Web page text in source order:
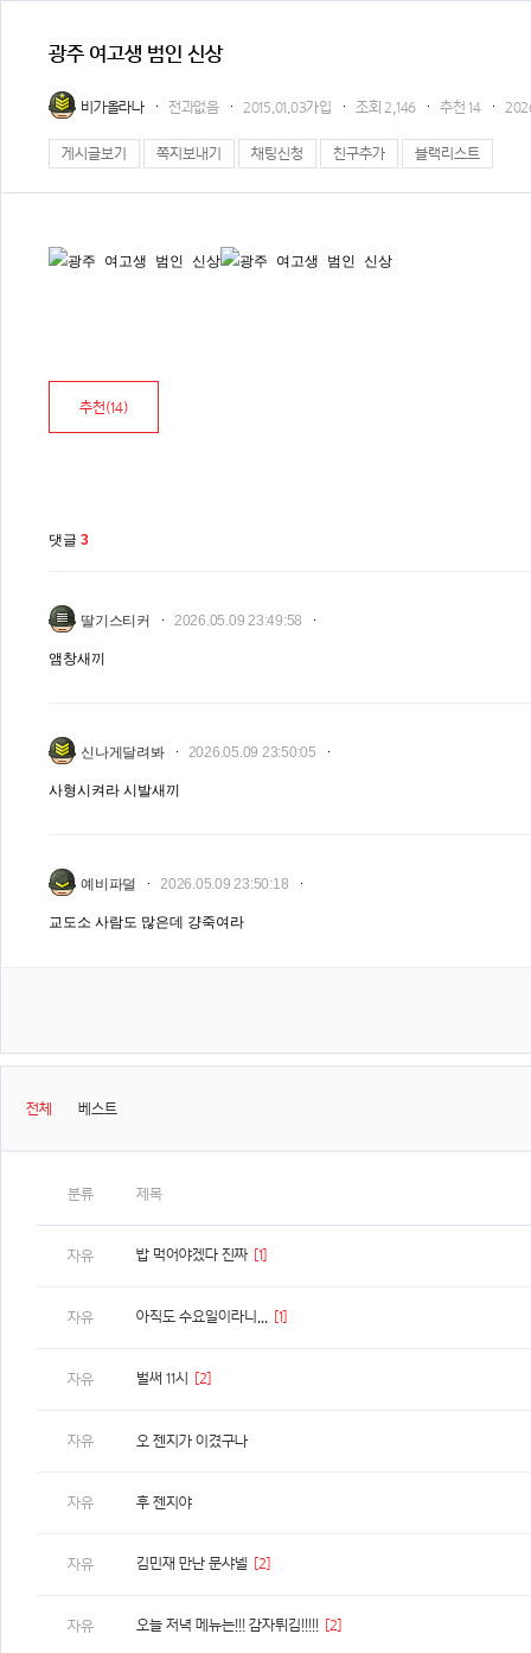
광주 여고생 범인 신상
비가올라나 전과없음 2015.01.03가입 조회2,146 추천14
게시글보기 쪽지보내기 채팅신청 친구추가 블랙리스트
추천(14)
댓글 3
딸기스티커 2026.05.09 23:49:58
앰창새끼
신나게달려봐 2026.05.09 23:50:05
사형시켜라 시발새끼
예비파덜 2026.05.09 23:50:18
교도소 사람도 많은데 걍죽여라
전체 베스트
분류 제목
자유 밥 먹어야겠다 진짜 [1]
자유 아직도 수요일이라니... [1]
자유 벌써 11시 [2]
자유 오 젠지가 이겼구나
자유 후 젠지야
자유 김민재 만난 문샤넬 [2]
자유 오늘 저녁 메뉴는!!! 감자튀김!!!!! [2]